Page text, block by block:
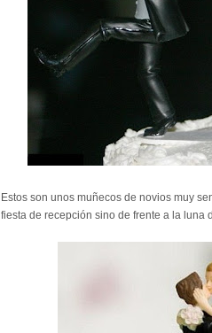
Estos son unos muñecos de novios muy
fiesta de recepción sino de frente a la luna